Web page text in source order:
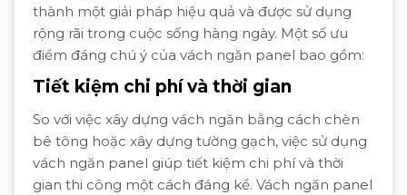
thành một giải pháp hiệu quả và được sử dụng
rộng rãi trong cuộc sống hàng ngày. Một số ưu
điểm đáng chú ý của vách ngăn panel bao gồm:
Tiết kiệm chi phí và thời gian
So với việc xây dựng vách ngăn bằng cách chèn
bê tông hoặc xây dựng tường gạch, việc sử dụng
vách ngăn panel giúp tiết kiệm chi phí và thời
gian thi công một cách đáng kể. Vách ngăn panel